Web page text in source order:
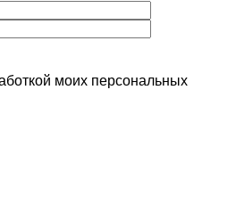
моих персональных